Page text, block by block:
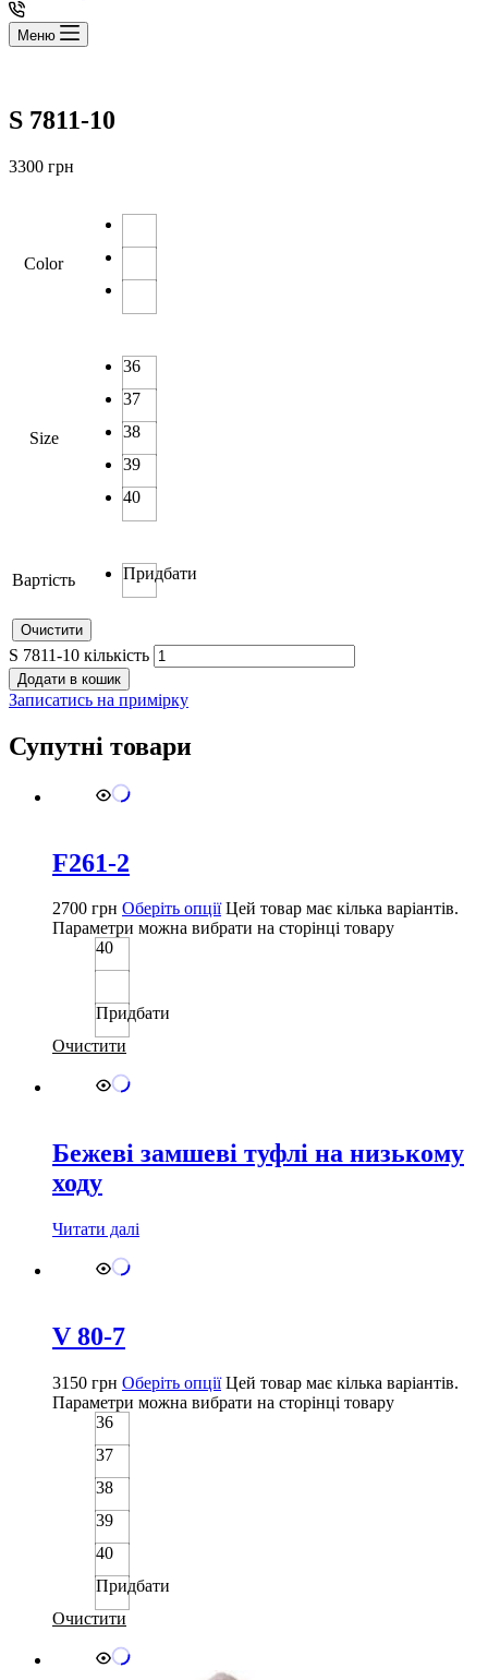
Меню
S 7811-10
3300 грн
Color
Size
36
37
38
39
40
Вартість Придбати
Очистити
S 7811-10 кількість
Додати в кошик
Записатись на примірку
Супутні товари
F261-2
2700 грн Оберіть опції Цей товар має кілька варіантів.
Параметри можна вибрати на сторінці товару
40
Придбати
Очистити
Бежеві замшеві туфлі на низькому
ходу
Читати далі
V 80-7
3150 грн Оберіть опції Цей товар має кілька варіантів.
Параметри можна вибрати на сторінці товару
36
37
38
39
40
Придбати
Очистити